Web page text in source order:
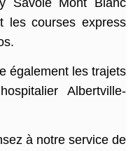
les courses express
également les trajets
Albertville-
à notre service de